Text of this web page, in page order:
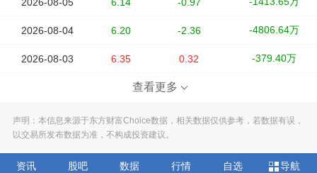
2026-08-04 6.20 -2.36 -4806.64万
2026-08-03 6.35 0.32 -379.40万
查看更多
声明：本信息来源于东方财富Choice数据，相关数据仅供参考，若数据有误，
以交易所发布数据为准，不构成投资建议。
资讯 股吧 数据 行情 自选 导航